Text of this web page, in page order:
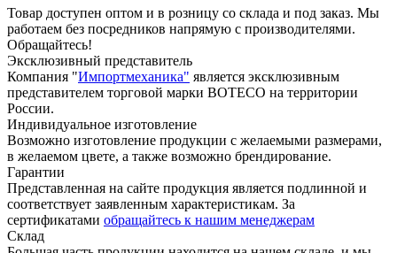
Товар доступен оптом и в розницу со склада и под заказ. Мы
работаем без посредников напрямую с производителями.
Обращайтесь!
Эксклюзивный представитель
Компания "Импортмеханика" является эксклюзивным
представителем торговой марки BOTECO на территории
России.
Индивидуальное изготовление
Возможно изготовление продукции с желаемыми размерами,
в желаемом цвете, а также возможно брендирование.
Гарантии
Представленная на сайте продукция является подлинной и
соответствует заявленным характеристикам. За
сертификатами обращайтесь к нашим менеджерам
Склад